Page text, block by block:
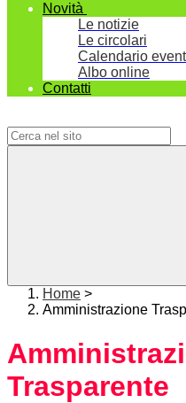
Novità
Le notizie
Le circolari
Calendario
Albo online
Contatti
Home >
Amministrazione
Trasparente